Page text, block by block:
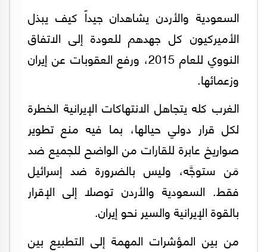
السعودية والأردن يشاهدان جيداً كيف يبذل
الأميركيون كل جهدهم للعودة إلى الاتفاق
النووي للعام 2015، ورفع العقوبات عن إيران
وزعمائها.
الغرب كله يتجاهل الانتهاكات الإيرانية الخطرة
لكل قرار دولي حيالها، بما فيه منع تطوير
صواريخ عابرة للقارات من الواضح للجميع ضد
مَن ستوجَّه، وليس بالضرورة ضد إسرائيل
فقط. السعودية والأردن توصلا إلى الإقرار
بالقوة الإيرانية والسير نحو إيران.
من بين المؤشرات المهمة إلى التطبيع بين